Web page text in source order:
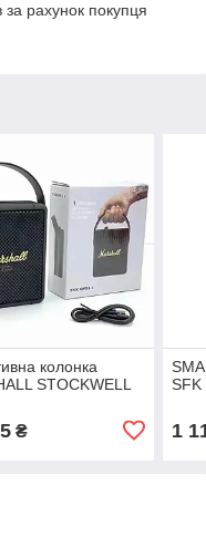
рахунок покупця
колонка
STOCKWELL
₴
SFK
1